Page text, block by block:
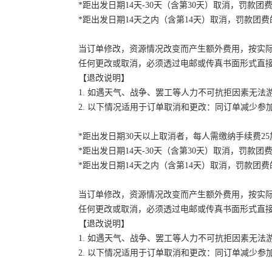
*距出发日期14天-30天（含第30天）取消，罚款团
*距出发日期14天之内（含第14天）取消，罚款团费
当订单修改，资源情况改变而产生额外费用，按实
任何更改或取消，必须透过电邮或传真书面形式直
【退改说明】
1. 如遇天气、战争、罢工等人力不可抗拒因素无
2. 以下情况适用于订单取消和更改：同订单减少
*距出发日期30天以上取消者，每人需缴纳手续费
*距出发日期14天-30天（含第30天）取消，罚款团
*距出发日期14天之内（含第14天）取消，罚款团费
当订单修改，资源情况改变而产生额外费用，按实
任何更改或取消，必须透过电邮或传真书面形式直
【退改说明】
1. 如遇天气、战争、罢工等人力不可抗拒因素无
2. 以下情况适用于订单取消和更改：同订单减少